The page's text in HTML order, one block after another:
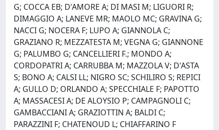
G; COCCA EB; D'AMORE A; DI MASI M; LIGUORI R;
DIMAGGIO A; LANEVE MR; MAOLO MC; GRAVINA G;
NACCI G; NOCERA F; LUPO A; GIANNOLA C;
GRAZIANO R; MEZZATESTA M; VEGNA G; GIANNONE
G; PALUMBO G; CANCELLIERI F.; MONDO A;
CORDOPATRI A; CARRUBBA M; MAZZOLA V; D'ASTA
S; BONO A; CALSI LL; NIGRO SC; SCHILIRO S; REPICI
A; GULLO D; ORLANDO A; SPECCHIALE F; PAPOTTO
A; MASSACESI A; DE ALOYSIO P; CAMPAGNOLI C;
GAMBACCIANI A; GRAZIOTTIN A; BALDI C;
PARAZZINI F; CHATENOUD L; CHIAFFARINO F